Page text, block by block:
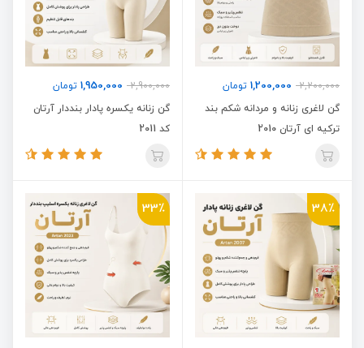
2,200,000
1,200,000 تومان
گن لاغری زنانه و مردانه شکم بند
ترکیه ای آرتان 2010
2,900,000
1,950,000 تومان
گن زنانه یکسره پادار بنددار آرتان
کد 2011
38٪ 33٪